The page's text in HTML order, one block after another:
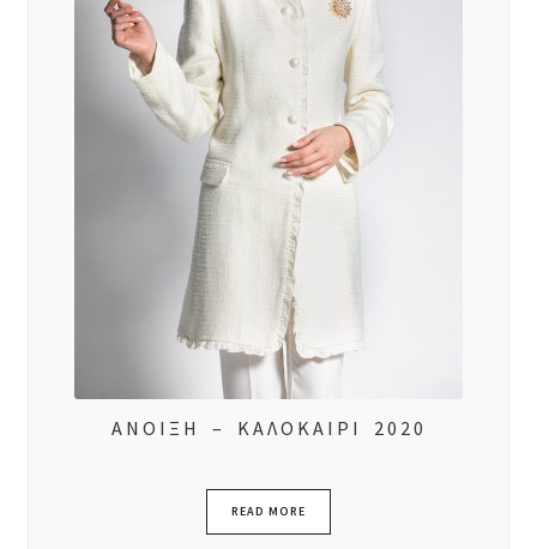
ΑΝΟΙΞΗ – ΚΑΛΟΚΑΙΡΙ 2020
READ MORE